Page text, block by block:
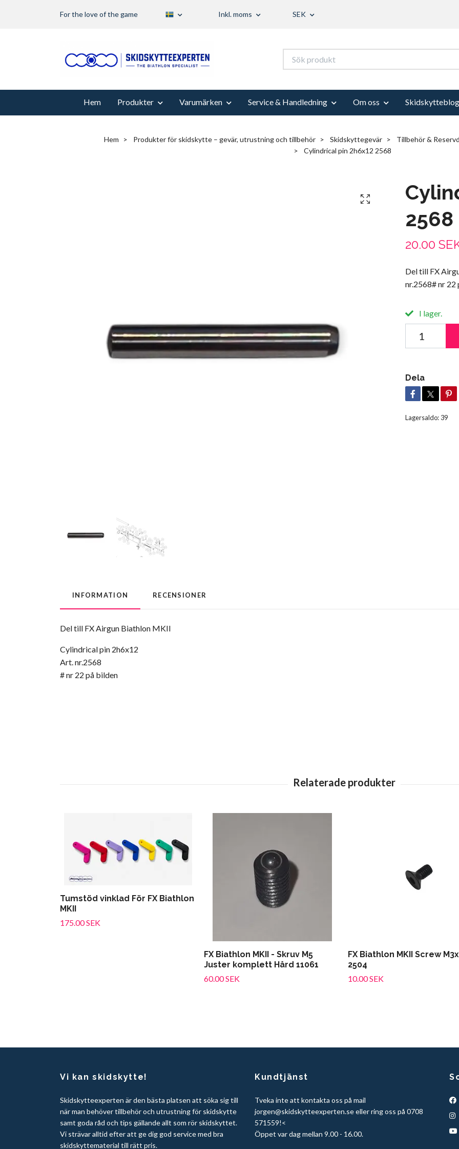
For the love of the game Inkl. moms SEK
Hem Produkter Varumärken Service & Handledning Om oss
Hem Produkter för skidskytte – gevär, utrustning och tillbehör Skidskyttegevär Tillbehör &
Cylindrical pin 2h6x12 2568
2568
20.00
Del till FX
nr.2568# nr 22
I lager.
Dela
Lagersaldo: 39
INFORMATION RECENSIONER
Del till FX Airgun Biathlon MKII
Cylindrical pin 2h6x12
Art. nr.2568
# nr 22 på bilden
Tumstöd vinklad För FX Biathlon
MKII
175.00 SEK
FX Biathlon MKII - Skruv M5
Juster komplett Hård 11061
60.00 SEK
FX Biathlon MKII Screw
2504
10.00 SEK
Vi kan skidskytte!
Skidskytteexperten är den bästa platsen att söka sig till
när man behöver tillbehör och utrustning för skidskytte
samt goda råd och tips gällande allt som rör skidskyttet.
Vi strävar alltid efter att ge dig god service med bra
skidskyttematerial till rätt pris.
Kundtjänst
Tveka inte att kontakta oss på mail
jorgen@skidskytteexperten.seeller ring oss på 0708
571559!<
Öppet var dag mellan 9.00 - 16.00.